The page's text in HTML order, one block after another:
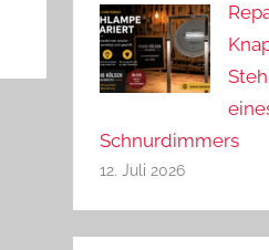
Schnurdimmers
12. Juli 2026